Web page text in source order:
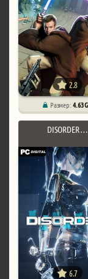
2.8
Размер:4.63
DISORDER …
6.7